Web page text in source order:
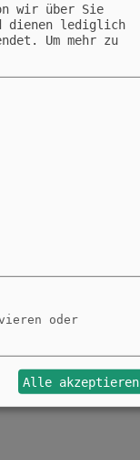
wir über Sie
dienen lediglich
Um mehr zu
oder
Alle akzeptieren